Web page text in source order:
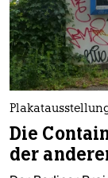
Die
der